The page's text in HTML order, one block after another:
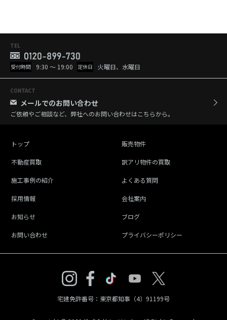
TEL
受付時間 9:30 ～ 19:00 定休日 火曜日、水曜日
CONTACT
メールでのお問い合わせ
ご依頼やご相談など、弊社へのお問い合わせはこちらから。
トップ 販売物件
不動産買取 訳アリ物件の買取
施工事例の紹介 よくある質問
採用情報 会社案内
お知らせ ブログ
お問い合わせ プライバシーポリシー
宅建免許番号：東京都知事（4）91199号